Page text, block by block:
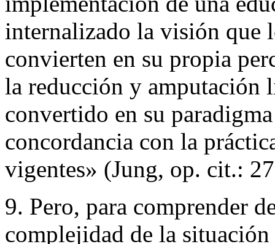
internalizado la visión que
convierten en su propia
la reducción y amputación
convertido en su
concordancia con la
vigentes» (Jung, op. cit.:
9. Pero, para comprender
complejidad de la